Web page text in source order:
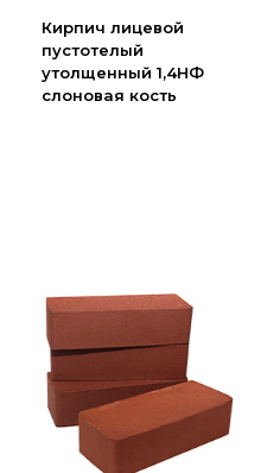
Личный кабинет
Корзина
Кирпич лицевой
пустотелый
утолщенный 1,4НФ
слоновая кость